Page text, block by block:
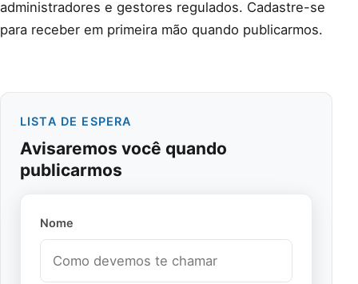
administradores e gestores regulados. Cadastre-se
para receber em primeira mão quando publicarmos.
LISTA DE ESPERA
Avisaremos você quando
publicarmos
Nome